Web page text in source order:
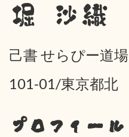
堀 沙織
己書 せらぴー道場
101-01/東京都北
プロフィール